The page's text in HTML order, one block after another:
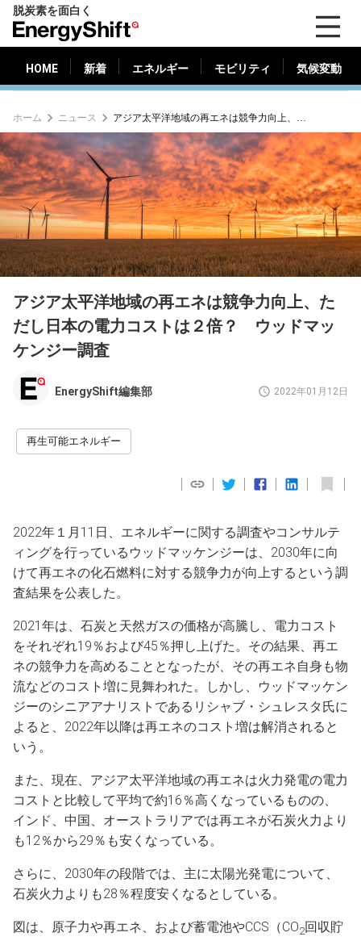
脱炭素を面白く
ナ
ジ
ー
フ
ト）
HOME 新着 エネルギー モビリティ 気候変動
新着 エネルギー 気候変動
ホーム ニュース アジア太平洋地域の再エネは競争力向上、ただし日本の電力コストは２倍？ ウッドマッケンジー調査
アジア太平洋地域の再エネは競争力向上、た
だし日本の電力コストは２倍？ ウッドマッ
ケンジー調査
EnergyShift編集部 2022年01月12日
再生可能エネルギー
2022年１月11日、エネルギーに関する調査やコンサルテ
ィングを行っているウッドマッケンジーは、2030年に向
けて再エネの化石燃料に対する競争力が向上するという調
査結果を公表した。
2021年は、石炭と天然ガスの価格が高騰し、電力コスト
をそれぞれ19％および45％押し上げた。その結果、再エ
ネの競争力を高めることとなったが、その再エネ自身も物
流などのコスト増に見舞われた。しかし、ウッドマッケン
ジーのシニアアナリストであるリシャブ・シュレスタ氏に
よると、2022年以降は再エネのコスト増は解消されると
いう。
また、現在、アジア太平洋地域の再エネは火力発電の電力
コストと比較して平均で約16％高くなっているものの、
インド、中国、オーストラリアでは再エネが石炭火力より
も12％から29％も安くなっている。
さらに、2030年の段階では、主に太陽光発電について、
石炭火力よりも28％程度安くなるとしている。
図は、原子力や再エネ、および蓄電池やCCS（CO2回収貯